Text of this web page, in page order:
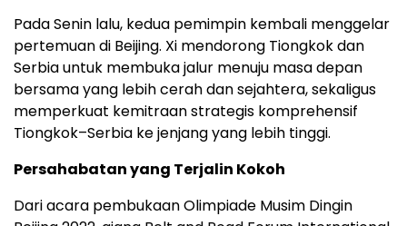
Pada Senin lalu, kedua pemimpin kembali menggelar
pertemuan di Beijing. Xi mendorong Tiongkok dan
Serbia untuk membuka jalur menuju masa depan
bersama yang lebih cerah dan sejahtera, sekaligus
memperkuat kemitraan strategis komprehensif
Tiongkok–Serbia ke jenjang yang lebih tinggi.
Persahabatan yang Terjalin Kokoh
Dari acara pembukaan Olimpiade Musim Dingin